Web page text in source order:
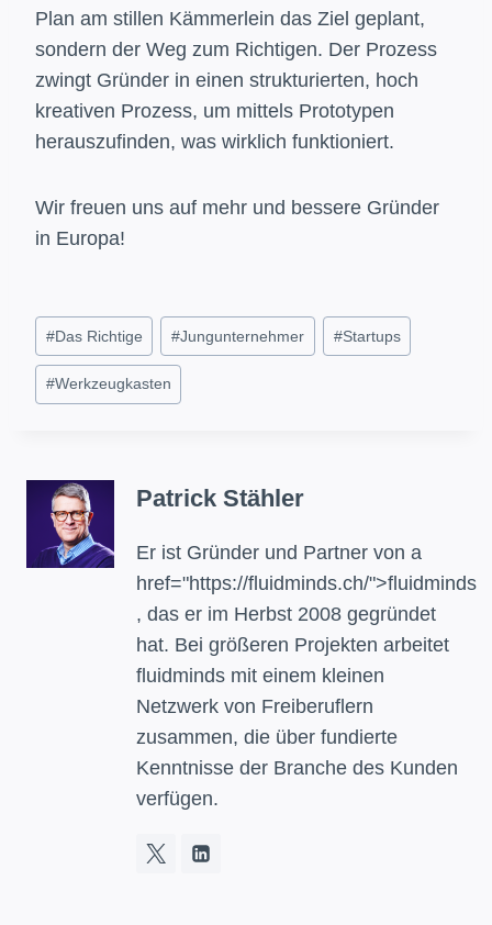
Plan am stillen Kämmerlein das Ziel geplant,
sondern der Weg zum Richtigen. Der Prozess
zwingt Gründer in einen strukturierten, hoch
kreativen Prozess, um mittels Prototypen
herauszufinden, was wirklich funktioniert.
Wir freuen uns auf mehr und bessere Gründer
in Europa!
Schlagworte:
#Das Richtige #Jungunternehmer #Startups
#Werkzeugkasten
Patrick Stähler
Er ist Gründer und Partner von a
href="https://fluidminds.ch/">fluidminds
, das er im Herbst 2008 gegründet
hat. Bei größeren Projekten arbeitet
fluidminds mit einem kleinen
Netzwerk von Freiberuflern
zusammen, die über fundierte
Kenntnisse der Branche des Kunden
verfügen.